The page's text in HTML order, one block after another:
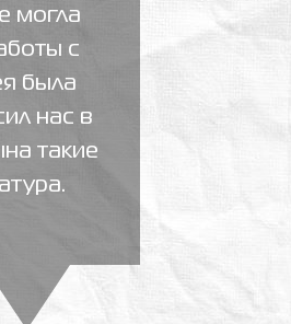
могла
с
была
нас в
такие